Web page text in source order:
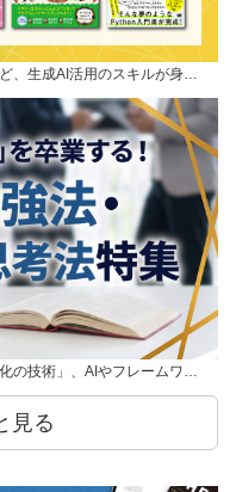
、生成AI活用のスキルが身…
の技術」、AIやフレームワ…
見る